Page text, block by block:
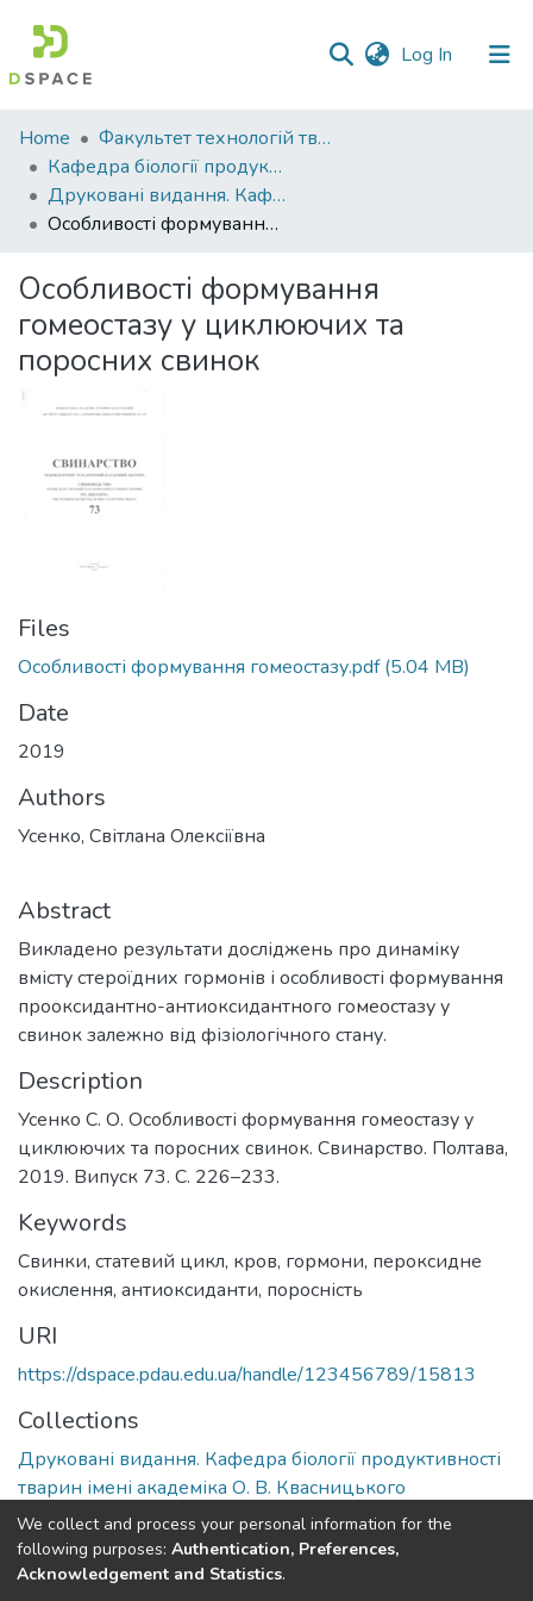
Log In (current)
Communities
&
Collections
Statistics
Home
Факультет технологій тваринництва та продовольства
Кафедра біології продуктивності тварин ім. академіка О.В. Квасницького
Друковані видання. Кафедра біології продуктивності тварин імені академіка О. В. Квасницького
Особливості формування гомеостазу у циклюючих та поросних свинок
Особливості формування
гомеостазу у циклюючих та
поросних свинок
Files
Особливості формування гомеостазу.pdf(5.04 MB)
Date
2019
Authors
Усенко, Світлана Олексіївна
Abstract
Викладено результати досліджень про динаміку
вмісту стероїдних гормонів і особливості формування
прооксидантно-антиоксидантного гомеостазу у
свинок залежно від фізіологічного стану.
Description
Усенко С. О. Особливості формування гомеостазу у
циклюючих та поросних свинок. Свинарство. Полтава,
2019. Випуск 73. С. 226–233.
Keywords
Свинки, статевий цикл, кров, гормони, пероксидне
окислення, антиоксиданти, поросність
URI
https://dspace.pdau.edu.ua/handle/123456789/15813
Collections
Друковані видання. Кафедра біології продуктивності
тварин імені академіка О. В. Квасницького
Full item page
We collect and process your personal information for the
following purposes: Authentication, Preferences,
Acknowledgement and Statistics.